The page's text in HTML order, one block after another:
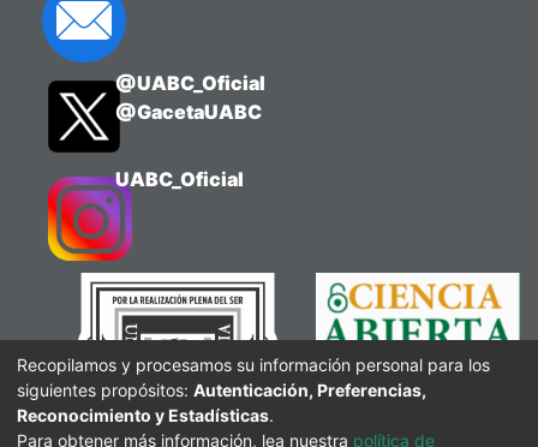
@UABC_Oficial
@GacetaUABC
UABC_Oficial
Recopilamos y procesamos su información personal para los
siguientes propósitos: Autenticación, Preferencias,
Reconocimiento y Estadísticas.
Para obtener más información, lea nuestra política de